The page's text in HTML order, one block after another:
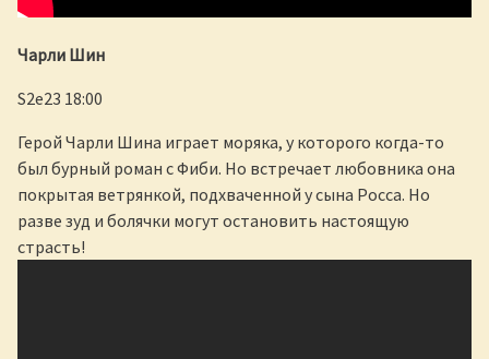
Чарли Шин
S2e23 18:00
Герой Чарли Шина играет моряка, у которого когда-то
был бурный роман с Фиби. Но встречает любовника она
покрытая ветрянкой, подхваченной у сына Росса. Но
разве зуд и болячки могут остановить настоящую
страсть!